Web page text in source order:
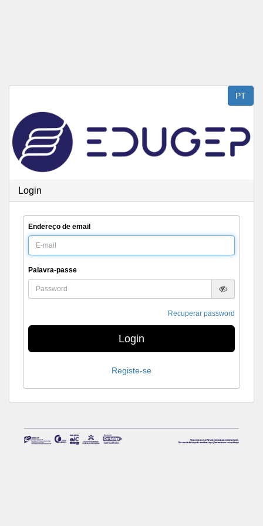
PT
Login
Endereço de email
Palavra-passe
Recuperar password
Login
Registe-se